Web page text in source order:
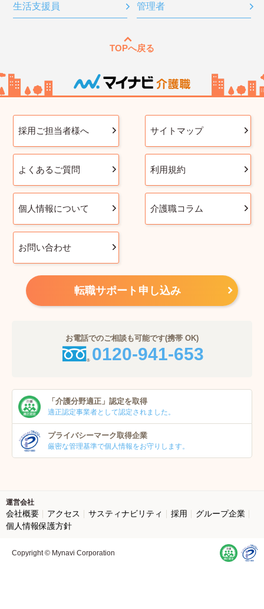
生活支援員 管理者
TOPへ戻る
採用ご担当者様へ サイトマップ
よくあるご質問 利用規約
個人情報について 介護職コラム
お問い合わせ
転職サポート申し込み
お電話でのご相談も可能です(携帯 OK)
0120-941-653
「介護分野適正」 認定を取得
適正認定事業者として認定されました。
プライバシーマーク取得企業
厳密な管理基準で個人情報をお守りします。
運営会社
会社概要 アクセス サスティナビリティ 採用
グループ企業
個人情報保護方針
Copyright © Mynavi Corporation